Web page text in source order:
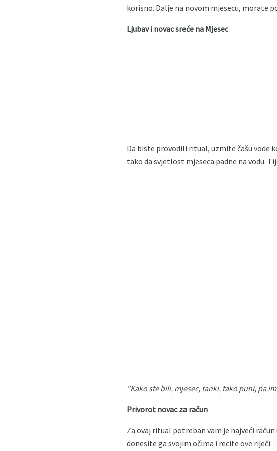
korisno. Dalje na novom mjesecu, morate
Ljubav i novac sreće na Mjesec
Da biste provodili ritual, uzmite čašu vode
tako da svjetlost mjeseca padne na vodu.
"Kako ste bili, mjesec, tanki, tako puni, pa
Privorot novac za račun
Za ovaj ritual potreban vam je najveći
donesite ga svojim očima i recite ove riječi: